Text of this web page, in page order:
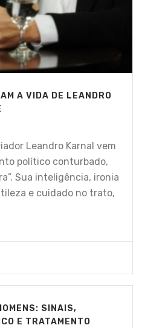
A VIDA DE LEANDRO
Leandro Karnal vem
político conturbado,
Sua inteligência, ironia
e cuidado no trato,
SINAIS,
E TRATAMENTO